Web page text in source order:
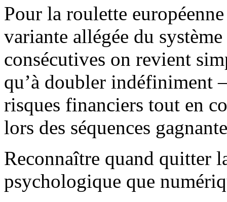
Pour la roulette
variante allégée du
consécutives on revient
qu’à doubler
risques financiers tout en
lors des séquences
Reconnaître quand quitter
psychologique que